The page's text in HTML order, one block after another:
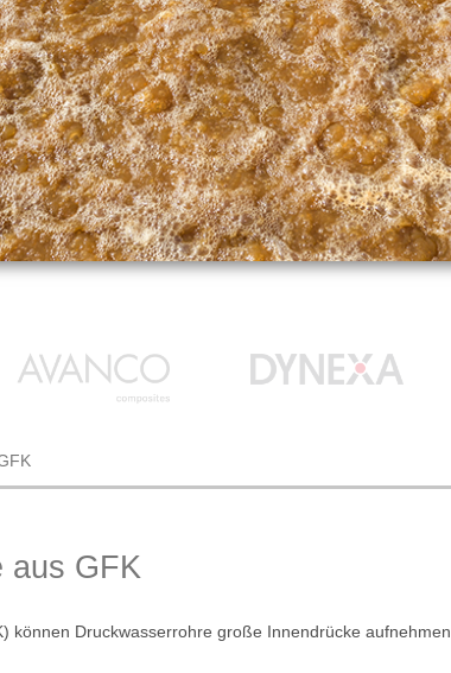
aus GFK
können Druckwasserrohre große Innendrücke aufnehmen.